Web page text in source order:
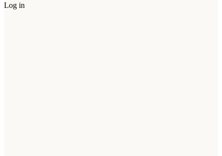
Log in